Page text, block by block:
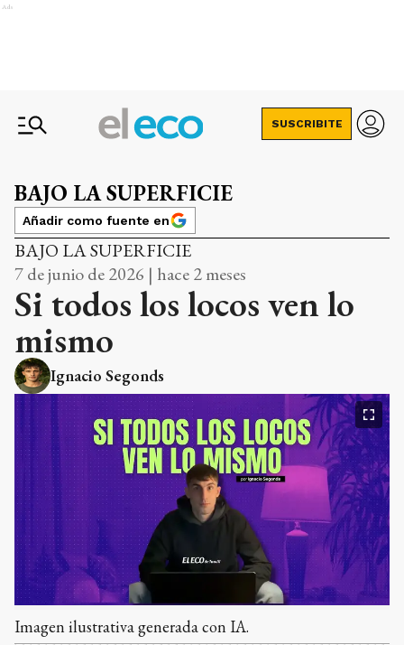
Ads
SUSCRIBITE
BAJO LA SUPERFICIE
Añadir como fuente en
BAJO LA SUPERFICIE
7 de junio de 2026 | hace 2 meses
Si todos los locos ven lo
mismo
Ignacio Segonds
Imagen ilustrativa generada con IA.